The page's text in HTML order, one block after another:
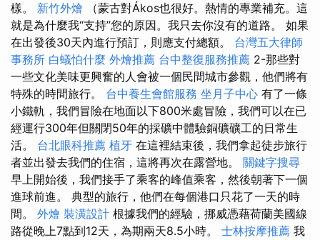
樣。 新竹外燴 （蒙古對Ákos也很好。熱情的專業補充。這
就是為什麼我“支持”您的原因。我只去你沒有的道路。 如果
在出發後30天內進行預訂，則應支付總額。 台灣五大律師
事務所 白蟻怕什麼 外燴推薦 台中整復服務推薦 2-那些對
一些文化美味更興奮的人會被一個民間城市參觀，他們將有
特殊的時間旅行。 台中養生會館服務 坐月子中心 有了一條
小鐵軌，我們冒險在地面以下800米處冒險，我們可以在已
經運行300年但關閉50年的採礦中體驗銅礦礦工的日常生
活。 台北眼科推薦 植牙 在這裡結束後，我們拿起徒步旅行
者並出發去我們的住宿，這將再次在露營地。 關鍵字搜尋
早上開始後，我們接手了乘客的峰值乘客，然後朝著下一個
進球前進。 典型的旅行，他們在每個港口只花了一天的時
間。 外燴 裝潢設計 根據我們的經驗，挪威憑藉荷蘭美國線
路從晚上7點到12天，為期兩天8.5小時。 士林按摩推薦 我